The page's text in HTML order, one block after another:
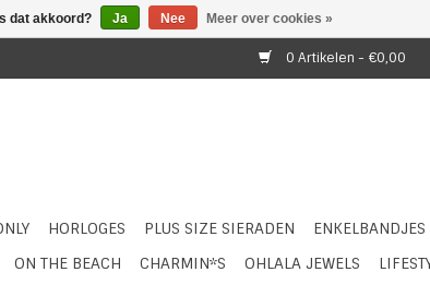
0 Artikelen - €0,00
HORLOGES PLUS SIZE SIERADEN ENKELBANDJES
ON THE BEACH CHARMIN*S OHLALA JEWELS
dat akkoord? Ja Nee Meer over cookies »